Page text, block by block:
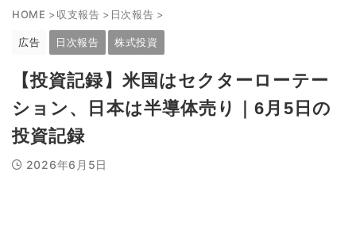
HOME >収支報告 > 日次報告 >
広告 日次報告 株式投資
【投資記録】米国はセクターローテー
ション、日本は半導体売り｜6月5日の
投資記録
2026年6月5日